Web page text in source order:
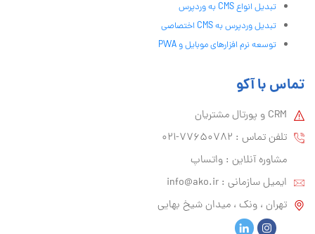
تبدیل انواع CMS به وردپرس
تبدیل وردپرس به CMS اختصاصی
توسعه نرم افزارهای موبایل و PWA
تماس با آکو
CRM و پورتال مشتریان
تلفن تماس :‌ 77650782-021
مشاوره آنلاین : واتساپ
ایمیل سازمانی :‌ info@ako.ir
تهران ، ونک ، میدان شیخ بهایی